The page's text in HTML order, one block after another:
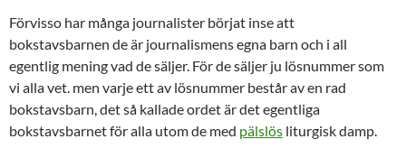
Förvisso har många journalister börjat inse att
bokstavsbarnen de är journalismens egna barn och i all
egentlig mening vad de säljer. För de säljer ju lösnummer som
vi alla vet. men varje ett av lösnummer består av en rad
bokstavsbarn, det så kallade ordet är det egentliga
bokstavsbarnet för alla utom de med pälslös liturgisk damp.